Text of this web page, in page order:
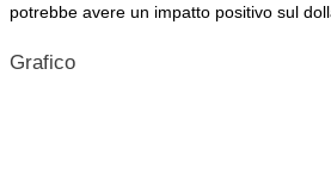
potrebbe avere un impatto positivo sul
Grafico